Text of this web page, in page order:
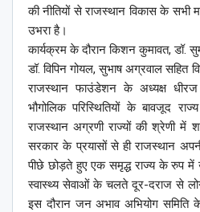
की नीतियों से राजस्थान विकास के सभी
उभरा है।
कार्यक्रम के दौरान किशन कुमावत, डॉ.
डॉ. विपिन गोयल, सुभाष अग्रवाल सहित
राजस्थान फाउंडेशन के अध्यक्ष
भौगोलिक परिस्थितियों के बावजूद
राजस्थान अग्रणी राज्यों की श्रेणी में
सरकार के प्रयासों से ही राजस्थान
पीछे छोड़ते हुए एक समृद्ध राज्य के रुप में
स्वास्थ्य सेवाओं के चलते दूर-दराज से
इस दौरान जन अभाव अभियोग समिति